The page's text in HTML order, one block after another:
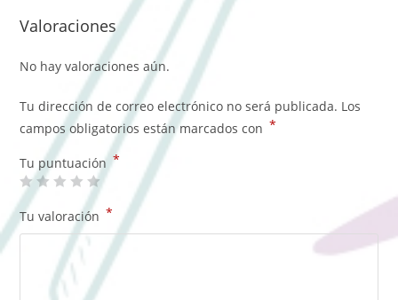
Valoraciones
No hay valoraciones aún.
Tu dirección de correo electrónico no será publicada. Los
campos obligatorios están marcados con *
Tu puntuación *
Tu valoración *